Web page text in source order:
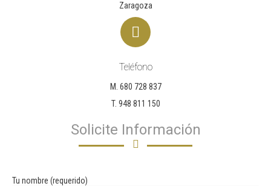
Zaragoza
Teléfono
M. 680 728 837
T. 948 811 150
Solicite Información
Tu nombre (requerido)